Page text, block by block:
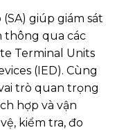
giúp giám sát
thông qua các
Terminal Units
(IED). Cùng
trò quan trọng
hợp và vận
kiểm tra, đo